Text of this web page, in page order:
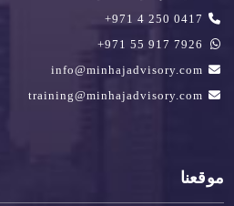
0417 250 4 971+
7926 917 55 971+
info@minhajadvisory.com
training@minhajadvisory.com
موقعنا